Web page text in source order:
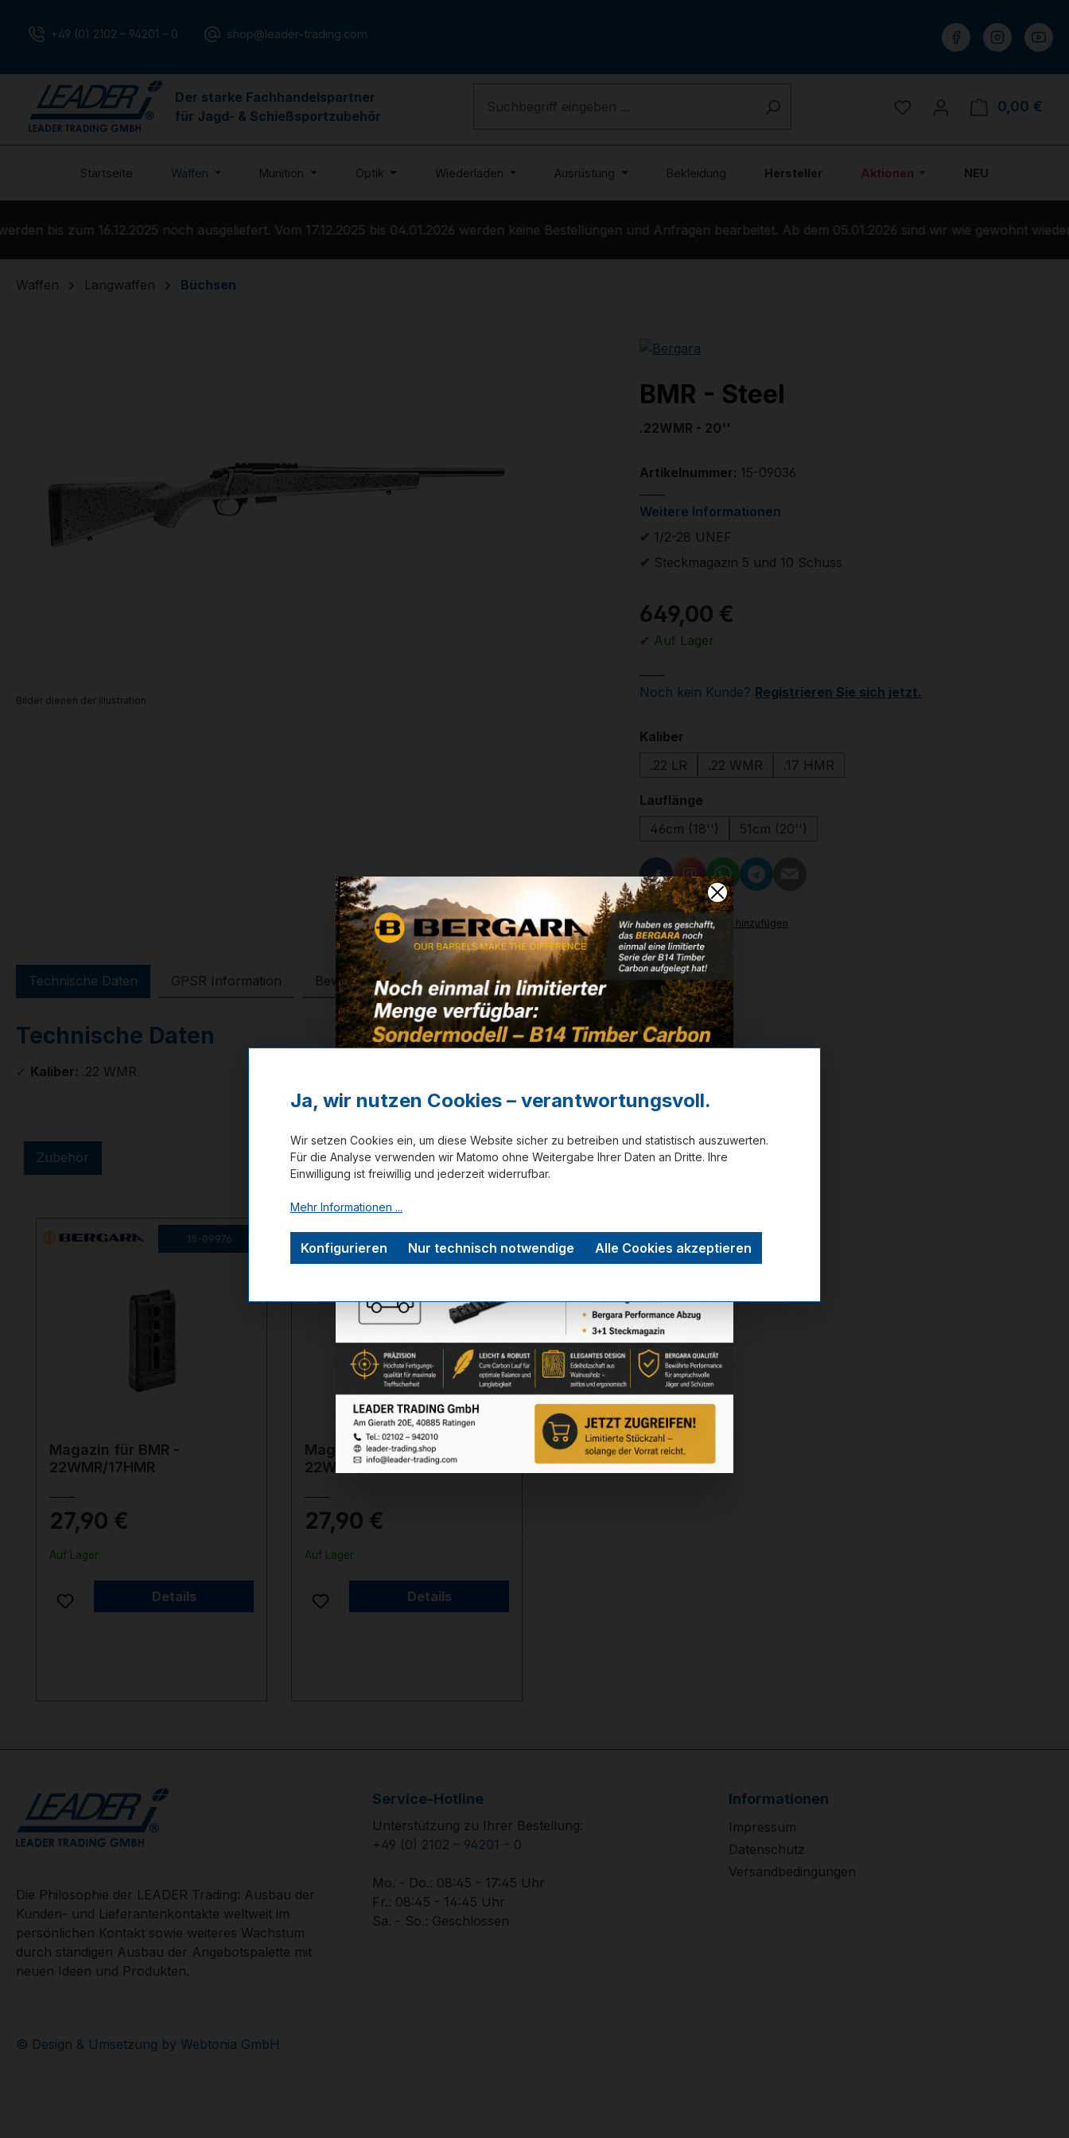
+49 (0) 2102 – 94201 – 0 shop@leader-trading.com
Der starke Fachhandelspartner
für Jagd- & Schießsportzubehör
Du hast 0 Produkte auf
0,00 €
Startseite Waffen Munition Optik Wiederladen Ausrüstung Bekleidung Hersteller Aktionen NEU
bis zum 16.12.2025 noch ausgeliefert. Vom 17.12.2025 bis 04.01.2026 werden keine Bestellungen und Anfragen bearbeitet. Ab dem 05.01.2026 sind wir wie gewohnt
Waffen Langwaffen Büchsen
Bilder dienen der Illustration
BMR - Steel
.22WMR - 20''
Artikelnummer: 15-09036
Weitere Informationen
✔ 1/2-28 UNEF
✔ Steckmagazin 5 und 10 Schuss
649,00 €
✔ Auf Lager
Noch kein Kunde? Registrieren Sie sich jetzt.
Kaliber
.22 LR
.22 WMR .17 HMR
Lauflänge
46cm (18'')
51cm (20'')
Zum Merkzettel hinzufügen
Technische Daten GPSR Information Bewertungen
Technische Daten
✓ Kaliber: .22 WMR
Zubehör
15-09976
Magazin für BMR -
22WMR/17HMR
27,90 €
Auf Lager
Details
Magazin für BMR -
22WMR/17HMR
27,90 €
Auf Lager
Details
Die Philosophie der LEADER Trading: Ausbau der
Kunden- und Lieferantenkontakte weltweit im
persönlichen Kontakt sowie weiteres Wachstum
durch ständigen Ausbau der Angebotspalette mit
neuen Ideen und Produkten.
Service-Hotline
Unterstützung zu Ihrer Bestellung:
+49 (0) 2102 – 94201 – 0
Mo. - Do.: 08:45 - 17:45 Uhr
Fr.: 08:45 - 14:45 Uhr
Sa. - So.: Geschlossen
Informationen
Impressum
Datenschutz
Versandbedingungen
© Design & Umsetzung by Webtonia GmbH
Ja, wir nutzen Cookies – verantwortungsvoll.
Wir setzen Cookies ein, um diese Website sicher zu betreiben und statistisch auszuwerten.
Für die Analyse verwenden wir Matomo ohne Weitergabe Ihrer Daten an Dritte. Ihre
Einwilligung ist freiwillig und jederzeit widerrufbar.
Mehr Informationen ...
Nur technisch notwendige
Konfigurieren Alle Cookies akzeptieren